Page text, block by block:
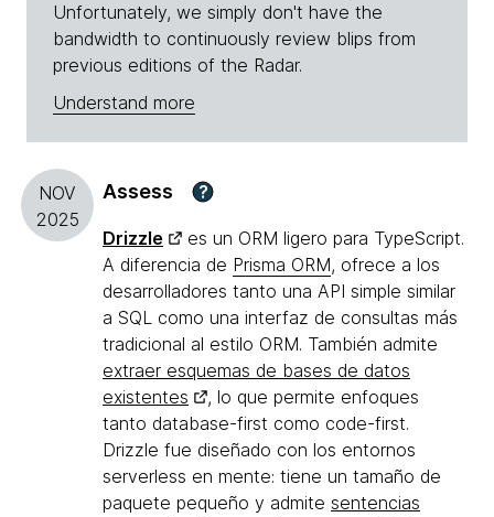
Unfortunately, we simply don't have the
bandwidth to continuously review blips from
previous editions of the Radar.
Understand more
NOV
2025
Assess ?
Drizzle
es un ORM ligero para TypeScript.
A diferencia de Prisma ORM, ofrece a los
desarrolladores tanto una API simple similar
a SQL como una interfaz de consultas más
tradicional al estilo ORM. También admite
extraer esquemas de bases de datos
existentes
, lo que permite enfoques
tanto database-first como code-first.
Drizzle fue diseñado con los entornos
serverless en mente: tiene un tamaño de
paquete pequeño y admite sentencias